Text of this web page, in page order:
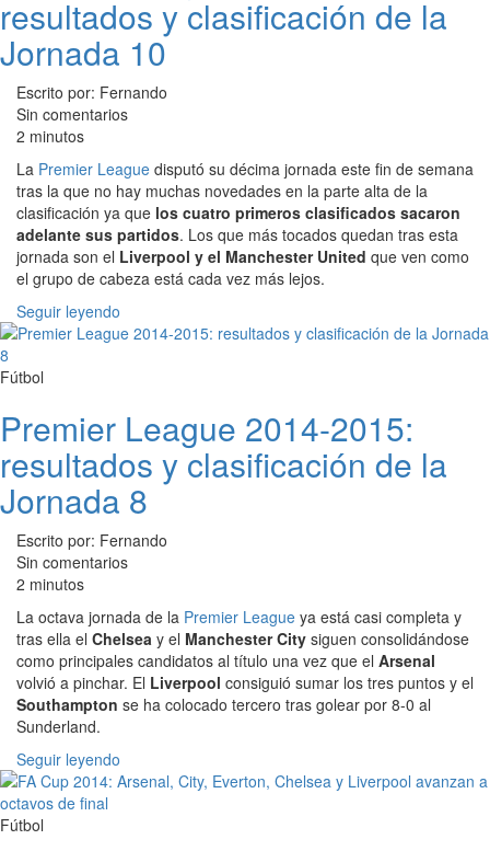
resultados y clasificación de la
Jornada 10
Escrito por: Fernando
Sin comentarios
2 minutos
La Premier League disputó su décima jornada este fin de semana
tras la que no hay muchas novedades en la parte alta de la
clasificación ya que los cuatro primeros clasificados sacaron
adelante sus partidos. Los que más tocados quedan tras esta
jornada son el Liverpool y el Manchester United que ven como
el grupo de cabeza está cada vez más lejos.
Seguir leyendo
Fútbol
Premier League 2014-2015:
resultados y clasificación de la
Jornada 8
Escrito por: Fernando
Sin comentarios
2 minutos
La octava jornada de la Premier League ya está casi completa y
tras ella el Chelsea y el Manchester City siguen consolidándose
como principales candidatos al título una vez que el Arsenal
volvió a pinchar. El Liverpool consiguió sumar los tres puntos y el
Southampton se ha colocado tercero tras golear por 8-0 al
Sunderland.
Seguir leyendo
Fútbol